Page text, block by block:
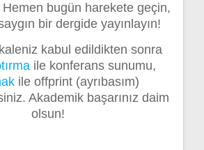
Hemen bugün harekete geçin,
bir dergide yayınlayın!
kabul edildikten sonra
ile konferans sunumu,
ile offprint (ayrıbasım)
Akademik başarınız daim
olsun!